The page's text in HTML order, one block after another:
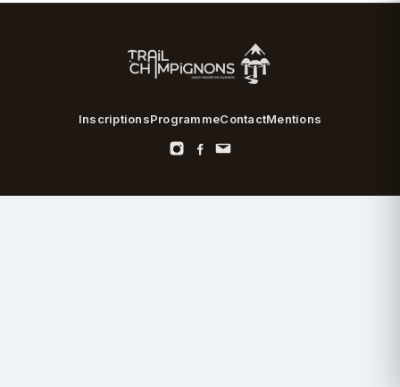
InscriptionsProgrammeContactMentions